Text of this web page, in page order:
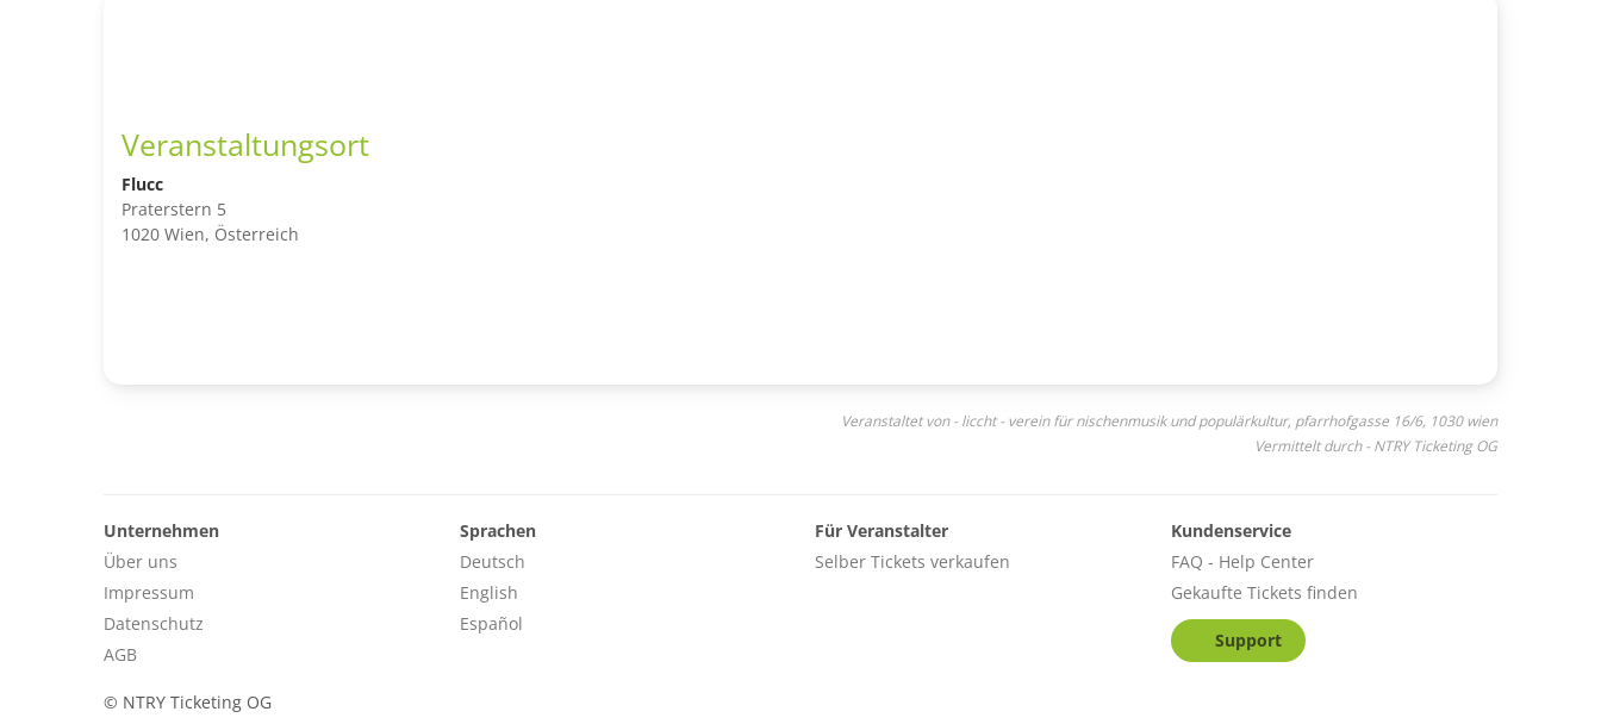
Veranstaltungsort
Flucc
Praterstern 5
1020 Wien, Österreich
Veranstaltet von - liccht - verein für nischenmusik und populärkultur, pfarrhofgasse 16/6, 1030 wien
Vermittelt durch - NTRY Ticketing OG
Unternehmen
Über uns
Impressum
Datenschutz
AGB
Sprachen
Deutsch
English
Español
Für Veranstalter
Selber Tickets verkaufen
Kundenservice
FAQ - Help Center
Gekaufte Tickets finden
Support
© NTRY Ticketing OG